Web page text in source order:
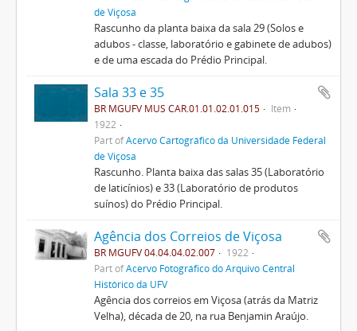
de Viçosa
Rascunho da planta baixa da sala 29 (Solos e
adubos - classe, laboratório e gabinete de adubos)
e de uma escada do Prédio Principal.
Sala 33 e 35
BR MGUFV MUS CAR.01.01.02.01.015
Item
1922
Part ofAcervo Cartográfico da Universidade Federal
de Viçosa
Rascunho. Planta baixa das salas 35 (Laboratório
de laticínios) e 33 (Laboratório de produtos
suínos) do Prédio Principal.
Agência dos Correios de Viçosa
BR MGUFV 04.04.04.02.007
1922
Part ofAcervo Fotográfico do Arquivo Central
Histórico da UFV
Agência dos correios em Viçosa (atrás da Matriz
Velha), década de 20, na rua Benjamin Araújo.